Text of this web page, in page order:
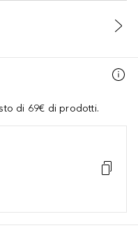
di 69€ di prodotti.